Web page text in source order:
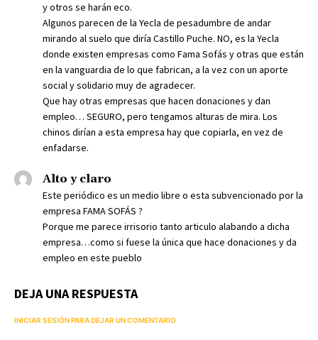
y otros se harán eco.
Algunos parecen de la Yecla de pesadumbre de andar
mirando al suelo que diría Castillo Puche. NO, es la Yecla
donde existen empresas como Fama Sofás y otras que están
en la vanguardia de lo que fabrican, a la vez con un aporte
social y solidario muy de agradecer.
Que hay otras empresas que hacen donaciones y dan
empleo… SEGURO, pero tengamos alturas de mira. Los
chinos dirían a esta empresa hay que copiarla, en vez de
enfadarse.
Alto y claro
Este periódico es un medio libre o esta subvencionado por la
empresa FAMA SOFÁS ?
Porque me parece irrisorio tanto articulo alabando a dicha
empresa…como si fuese la única que hace donaciones y da
empleo en este pueblo
DEJA UNA RESPUESTA
INICIAR SESIÓN PARA DEJAR UN COMENTARIO